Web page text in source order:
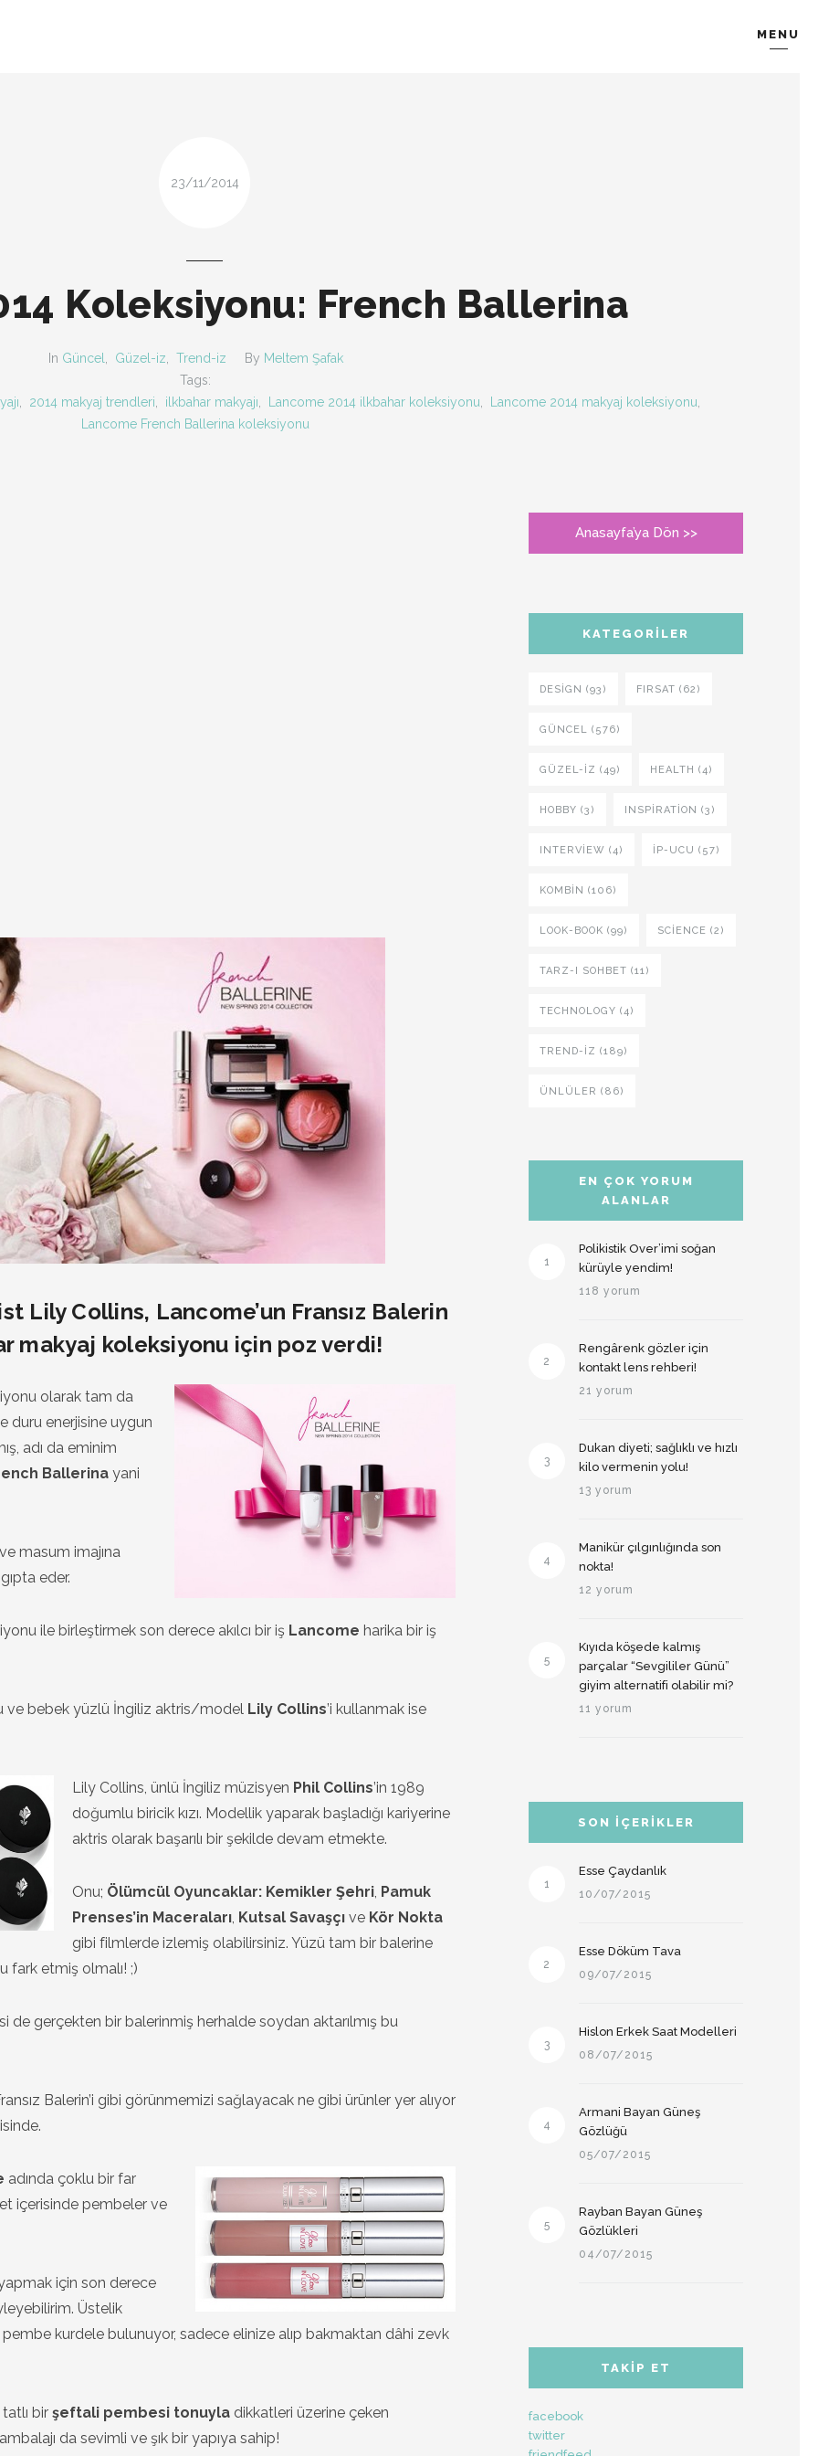
MENU
23/11/2014
Koleksiyonu: French Ballerina
In Güncel Güzel-iz Trend-iz By Meltem Şafak
Tags:
2014 makyaj trendleri ilkbahar makyajı Lancome 2014 ilkbahar koleksiyonu Lancome 2014 makyaj koleksiyonu
Lancome French Ballerina koleksiyonu
Lily Collins, Lancome’un Fransız Balerin
makyaj koleksiyonu için poz verdi!
olarak tam da
duru enerjisine uygun
adı da eminim
Ballerina yani
masum imajına
eder.
ile birleştirmek son derece akılcı bir iş Lancome harika bir iş
ve bebek yüzlü İngiliz aktris/model Lily Collins’i kullanmak ise
Lily Collins, ünlü İngiliz müzisyen Phil Collins’in 1989
doğumlu biricik kızı. Modellik yaparak başladığı kariyerine
aktris olarak başarılı bir şekilde devam etmekte.
Onu; Ölümcül Oyuncaklar: Kemikler Şehri, Pamuk
Prenses’in Maceraları, Kutsal Savaşçı ve Kör Nokta
gibi filmlerde izlemiş olabilirsiniz. Yüzü tam bir balerine
fark etmiş olmalı! ;)
de gerçekten bir balerinmiş herhalde soydan aktarılmış bu
Balerin’i gibi görünmemizi sağlayacak ne gibi ürünler yer alıyor
adında çoklu bir far
içerisinde pembeler ve
için son derece
Üstelik
kurdele bulunuyor, sadece elinize alıp bakmaktan dâhi zevk
bir şeftali pembesi tonuyla dikkatleri üzerine çeken
da sevimli ve şık bir yapıya sahip!
Anasayfa’ya Dön >>
KATEGORILER
DESIGN (93) FIRSAT (62)
GÜNCEL (576)
GÜZEL-IZ (49) HEALTH (4)
HOBBY (3) INSPIRATION (3)
INTERVIEW (4) İP-UCU (57)
KOMBIN (106)
LOOK-BOOK (99) SCIENCE (2)
TARZ-I SOHBET (11)
TECHNOLOGY (4)
TREND-IZ (189)
ÜNLÜLER (86)
EN ÇOK YORUM
ALANLAR
1
Polikistik Over’imi soğan
kürüyle yendim!
118 yorum
2
Rengârenk gözler için
kontakt lens rehberi!
21 yorum
3
Dukan diyeti; sağlıklı ve hızlı
kilo vermenin yolu!
13 yorum
4
Manikür çılgınlığında son
nokta!
12 yorum
5
Kıyıda köşede kalmış
parçalar “Sevgililer Günü”
giyim alternatifi olabilir mi?
11 yorum
SON İÇERIKLER
1
Esse Çaydanlık
10/07/2015
2
Esse Döküm Tava
09/07/2015
3
Hislon Erkek Saat Modelleri
08/07/2015
4
Armani Bayan Güneş
Gözlüğü
05/07/2015
5
Rayban Bayan Güneş
Gözlükleri
04/07/2015
TAKIP ET
facebook
twitter